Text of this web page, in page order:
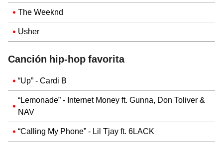
The Weeknd
Usher
Canción hip-hop favorita
“Up” - Cardi B
“Lemonade” - Internet Money ft. Gunna, Don Toliver &
NAV
“Calling My Phone” - Lil Tjay ft. 6LACK